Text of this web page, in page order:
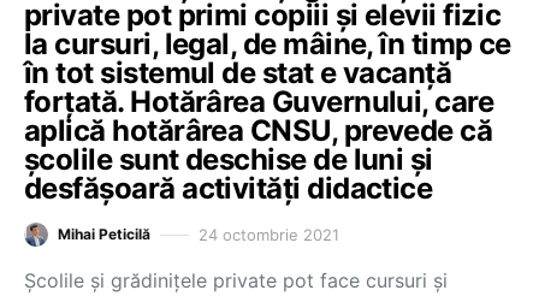
private pot primi copiii și elevii fizic
la cursuri, legal, de mâine, în timp ce
în tot sistemul de stat e vacanță
forțată. Hotărârea Guvernului, care
aplică hotărârea CNSU, prevede că
școlile sunt deschise de luni și
desfășoară activități didactice
Mihai Peticilă 24 octombrie 2021
Școlile și grădinițele private pot face cursuri și